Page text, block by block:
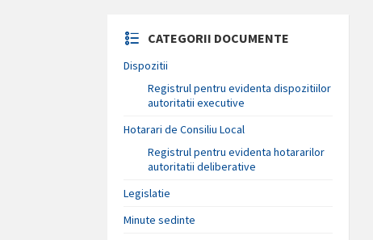
CATEGORII DOCUMENTE
Dispozitii
Registrul pentru evidenta dispozitiilor
autoritatii executive
Hotarari de Consiliu Local
Registrul pentru evidenta hotararilor
autoritatii deliberative
Legislatie
Minute sedinte